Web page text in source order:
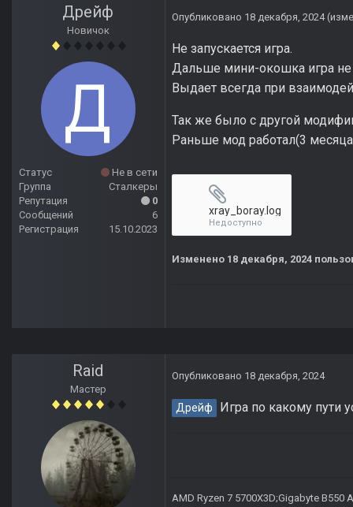
Дрейф
Новичок
Статус
Не в сети
Группа
Сталкеры
Репутация
0
Сообщений
6
Регистрация
15.10.2023
Опубликовано 18 декабря, 2024
Не запускается игра.
Дальше мини-окошка игра не
Выдает всегда при
Так же было с другой
Раньше мод работал(3
xray_boray.log
Недоступно
Изменено 18 декабря, 2024
Raid
Мастер
Опубликовано 18 декабря, 2024
Дрейф Игра по какому пути
AMD Ryzen 7 5700X3D;Gigabyte B550